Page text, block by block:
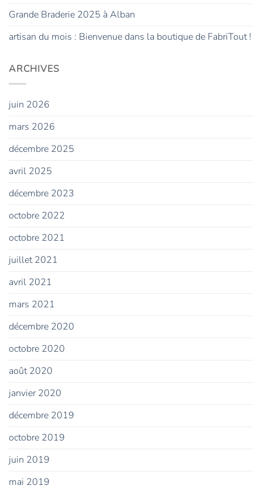
Grande Braderie 2025 à Alban
artisan du mois : Bienvenue dans la boutique de FabriTout !
ARCHIVES
juin 2026
mars 2026
décembre 2025
avril 2025
décembre 2023
octobre 2022
octobre 2021
juillet 2021
avril 2021
mars 2021
décembre 2020
octobre 2020
août 2020
janvier 2020
décembre 2019
octobre 2019
juin 2019
mai 2019